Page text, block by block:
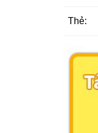
Thẻ: